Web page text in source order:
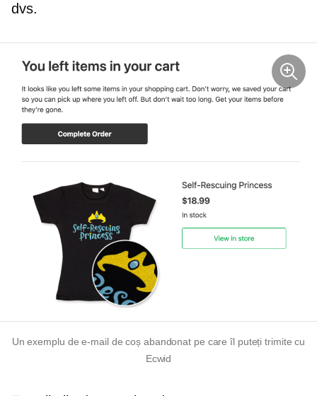
dvs.
Un exemplu de e-mail de coș abandonat pe care îl puteți trimite cu
Ecwid